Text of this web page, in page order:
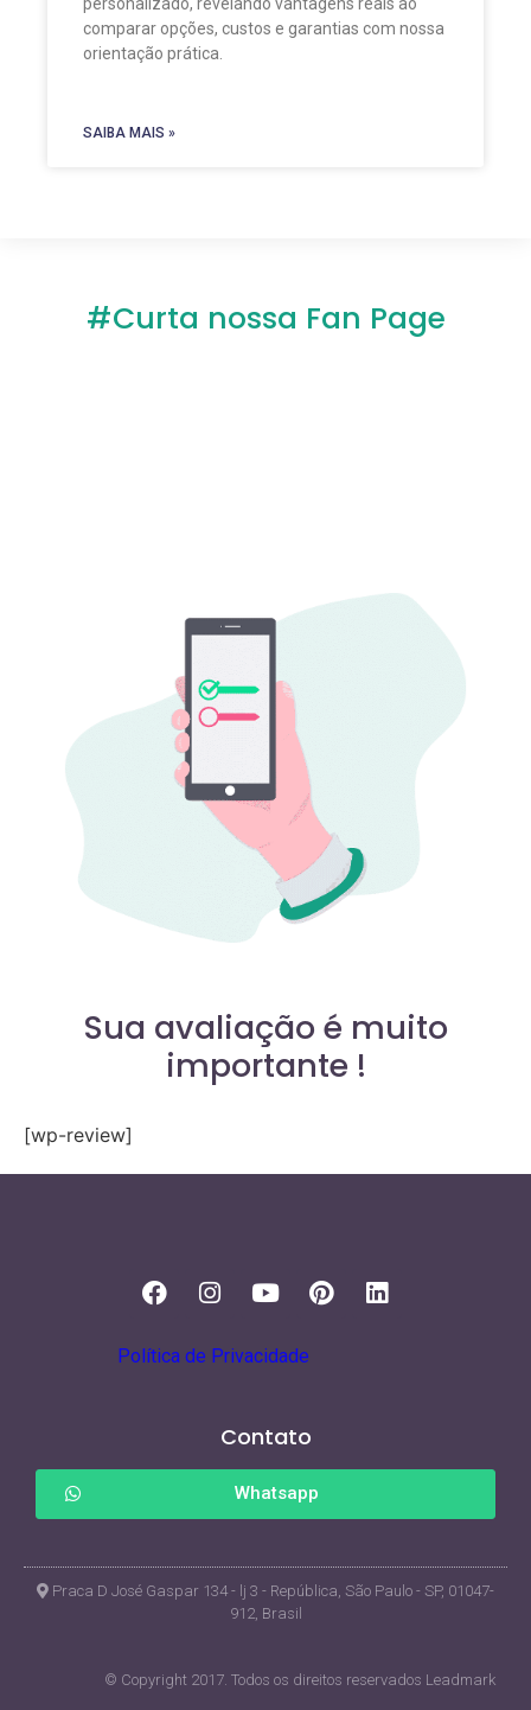
comparar opções, custos e garantias com nossa
orientação prática.
SAIBA MAIS »
#Curta nossa Fan Page
Sua avaliação é muito
importante !
[wp-review]
Política de Privacidade
Contato
Whatsapp
Praca D José Gaspar 134 - lj 3 - República, São Paulo - SP, 01047-
912, Brasil
© Copyright 2017. Todos os direitos reservados Leadmark